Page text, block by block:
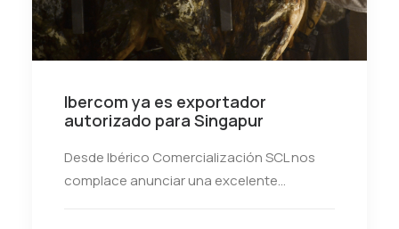
Ibercom ya es exportador
autorizado para Singapur
Desde Ibérico Comercialización SCL nos
complace anunciar una excelente…